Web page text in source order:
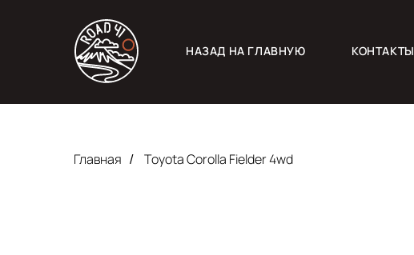
КОНТАКТЫ
НАЗАД НА ГЛАВНУЮ
Главная / Toyota Corolla Fielder 4wd